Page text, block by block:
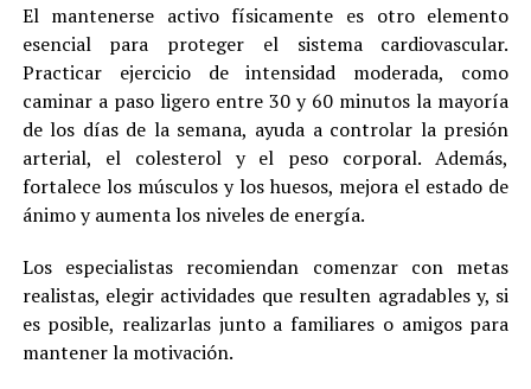
El mantenerse activo físicamente es otro elemento
esencial para proteger el sistema cardiovascular.
Practicar ejercicio de intensidad moderada, como
caminar a paso ligero entre 30 y 60 minutos la mayoría
de los días de la semana, ayuda a controlar la presión
arterial, el colesterol y el peso corporal. Además,
fortalece los músculos y los huesos, mejora el estado de
ánimo y aumenta los niveles de energía.
Los especialistas recomiendan comenzar con metas
realistas, elegir actividades que resulten agradables y, si
es posible, realizarlas junto a familiares o amigos para
mantener la motivación.